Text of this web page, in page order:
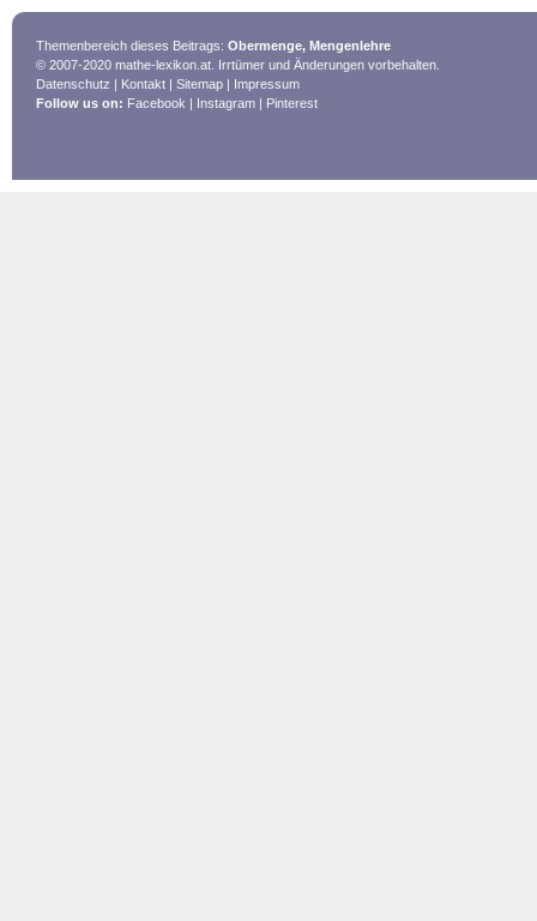
Themenbereich dieses Beitrags: Obermenge, Mengenlehre
© 2007-2020 mathe-lexikon.at. Irrtümer und Änderungen vorbehalten.
Datenschutz | Kontakt | Sitemap | Impressum
Follow us on: Facebook | Instagram | Pinterest